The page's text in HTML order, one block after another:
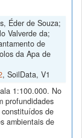
Éder de Souza;
Valverde da;
de
da Apa de
, SoilData, V1
1:100.000. No
profundidades
de
ambientais de